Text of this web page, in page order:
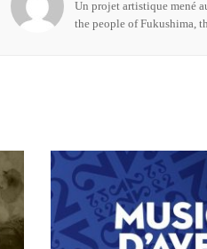
Un projet artistique mené
the people of Fukushima,